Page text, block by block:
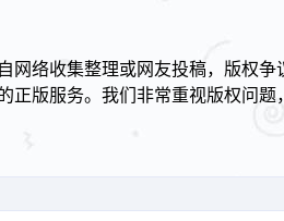
网络收集整理或网友投稿，版权争
正版服务。我们非常重视版权问题